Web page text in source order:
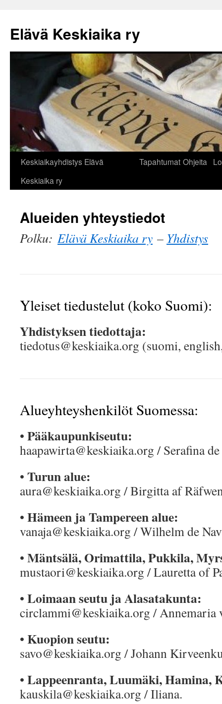
Elävä Keskiaika ry
Keskiaikayhdistys Elävä
Keskiaika ry
Tapahtumat Ohjeita
Alueiden yhteystiedot
Polku: Elävä Keskiaika ry – Yhdistys
Yleiset tiedustelut (koko Suomi):
Yhdistyksen tiedottaja:
tiedotus@keskiaika.org (suomi,
Alueyhteyshenkilöt Suomessa:
• Pääkaupunkiseutu:
haapawirta@keskiaika.org / Serafina
• Turun alue:
aura@keskiaika.org / Birgitta af
• Hämeen ja Tampereen alue:
vanaja@keskiaika.org / Wilhelm de
• Mäntsälä, Orimattila, Pukkila,
mustaori@keskiaika.org / Lauretta of
• Loimaan seutu ja Alasatakunta:
circlammi@keskiaika.org / Annemaria
• Kuopion seutu:
savo@keskiaika.org / Johann
• Lappeenranta, Luumäki, Hamina,
kauskila@keskiaika.org / Iliana.